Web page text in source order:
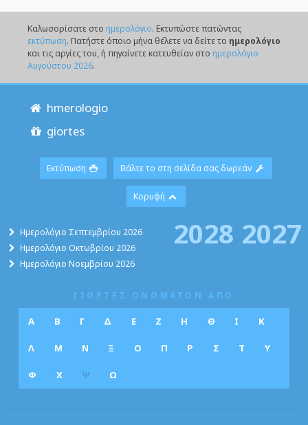
Καλωσορίσατε στο ημερολόγιο. Eκτυπώστε πατώντας
εκτύπωση. Πατήστε όποιο μήνα θέλετε να δείτε το ημερολόγιο
και τις αργίες του, ή πηγαίνετε κατευθείαν στο ημερολόγιο
Αυγούστου 2026.
hmerologio
giortes
Εκτύπωση Βάλτε το στη σελίδα σας δωρεάν
Κορυφή
Ημερολόγιο Σεπτεμβρίου 2026
Ημερολόγιο Οκτωβρίου 2026
Ημερολόγιο Νοεμβρίου 2026
2027
2028
ΓΙΟΡΤΕΣ ΟΝΟΜΑΤΩΝ ΑΠΟ
Α Β Γ Δ Ε Ζ Η Θ Ι Κ
Λ Μ Ν Ξ Ο Π Ρ Σ Τ Υ
Φ Χ Ψ Ω